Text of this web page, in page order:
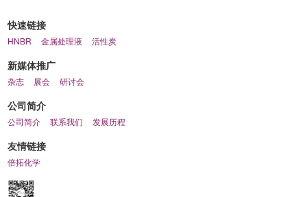
快速链接
HNBR 金属处理液 活性炭
新媒体推广
杂志 展会 研讨会
公司简介
公司简介 联系我们 发展历程
友情链接
倍拓化学